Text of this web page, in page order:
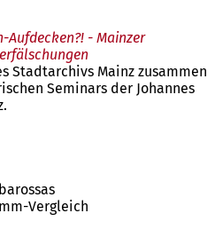
Aufdecken?! - Mainzer
Stadtarchivs Mainz zusammen
Seminars der Johannes
Vergleich